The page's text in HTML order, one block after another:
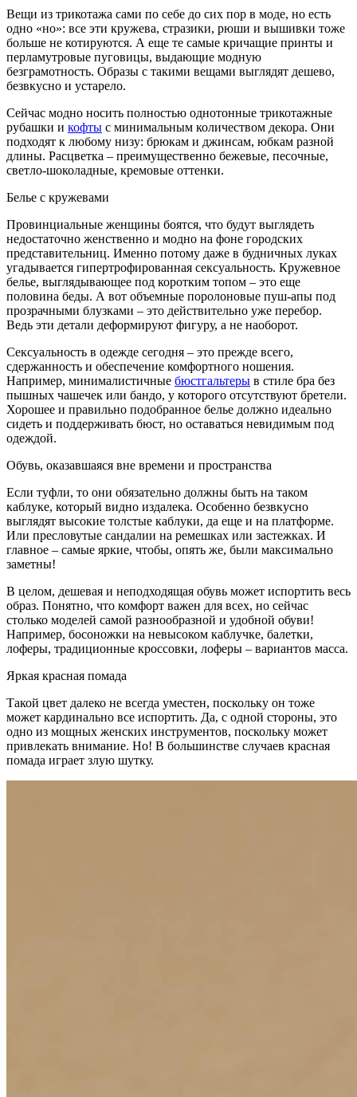
Вещи из трикотажа сами по себе до сих пор в моде, но есть
одно «но»: все эти кружева, стразики, рюши и вышивки тоже
больше не котируются. А еще те самые кричащие принты и
перламутровые пуговицы, выдающие модную
безграмотность. Образы с такими вещами выглядят дешево,
безвкусно и устарело.
Сейчас модно носить полностью однотонные трикотажные
рубашки и кофты с минимальным количеством декора. Они
подходят к любому низу: брюкам и джинсам, юбкам разной
длины. Расцветка – преимущественно бежевые, песочные,
светло-шоколадные, кремовые оттенки.
Белье с кружевами
Провинциальные женщины боятся, что будут выглядеть
недостаточно женственно и модно на фоне городских
представительниц. Именно потому даже в будничных луках
угадывается гипертрофированная сексуальность. Кружевное
белье, выглядывающее под коротким топом – это еще
половина беды. А вот объемные поролоновые пуш-апы под
прозрачными блузками – это действительно уже перебор.
Ведь эти детали деформируют фигуру, а не наоборот.
Сексуальность в одежде сегодня – это прежде всего,
сдержанность и обеспечение комфортного ношения.
Например, минималистичные бюстгальтеры в стиле бра без
пышных чашечек или бандо, у которого отсутствуют бретели.
Хорошее и правильно подобранное белье должно идеально
сидеть и поддерживать бюст, но оставаться невидимым под
одеждой.
Обувь, оказавшаяся вне времени и пространства
Если туфли, то они обязательно должны быть на таком
каблуке, который видно издалека. Особенно безвкусно
выглядят высокие толстые каблуки, да еще и на платформе.
Или пресловутые сандалии на ремешках или застежках. И
главное – самые яркие, чтобы, опять же, были максимально
заметны!
В целом, дешевая и неподходящая обувь может испортить весь
образ. Понятно, что комфорт важен для всех, но сейчас
столько моделей самой разнообразной и удобной обуви!
Например, босоножки на невысоком каблучке, балетки,
лоферы, традиционные кроссовки, лоферы – вариантов масса.
Яркая красная помада
Такой цвет далеко не всегда уместен, поскольку он тоже
может кардинально все испортить. Да, с одной стороны, это
одно из мощных женских инструментов, поскольку может
привлекать внимание. Но! В большинстве случаев красная
помада играет злую шутку.